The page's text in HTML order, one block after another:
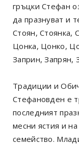
гръцки Стефан
да празнуват и
Стоян, Стоянка,
Цонка, Цонко,
Заприн, Запрян,
Традиции и
Стефановден е
последният
месни ястия и
семейство.